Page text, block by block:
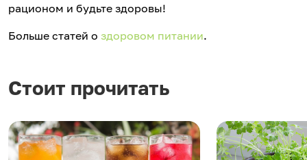
рационом и будьте здоровы!
Больше статей о здоровом питании.
Стоит прочитать